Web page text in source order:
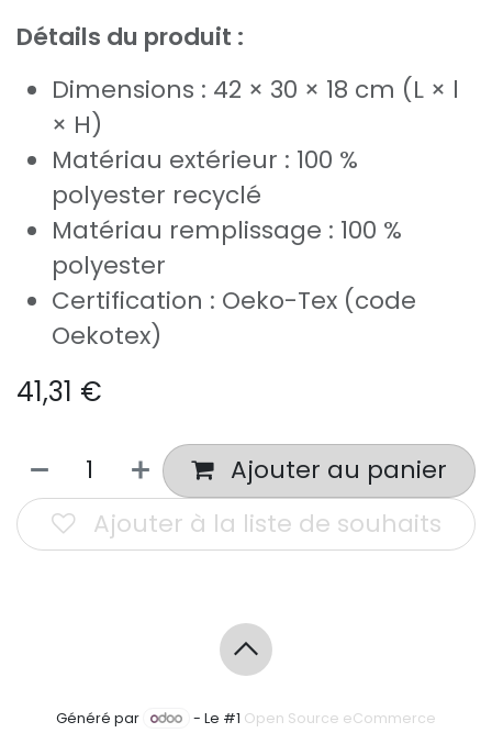
Détails du produit :
Dimensions : 42 × 30 × 18 cm (L × l
× H)
Matériau extérieur : 100 %
polyester recyclé
Matériau remplissage : 100 %
polyester
Certification : Oeko-Tex (code
Oekotex)
41,31 €
Ajouter au panier
Ajouter à la liste de souhaits
Généré par - Le #1 Open Source eCommerce